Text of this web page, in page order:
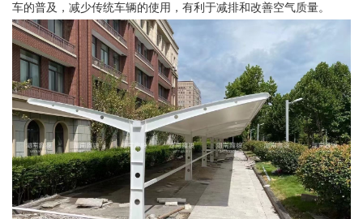
车的普及，减少传统车辆的使用，有利于减排和改善空气质量。